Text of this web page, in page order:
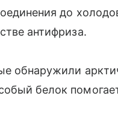
до
антифриза.
обнаружили
белок